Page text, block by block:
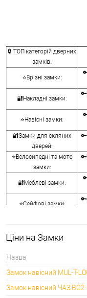
🔒 ТОП категорій дверних
замків:
⭐Врізні замки:
🔐Накладні замки:
⭐Навісні замки:
🔐Замки для скляних
дверей:
⭐Велосипедні та мото
замки:
🔐Меблеві замки:
⭐Сейфові замки:
🔐Кодові замки:
⭐Протипожежна
🔐Замки для ролетів:
Ціни на Замки
Назва
Замок навісний MUL-T-
Замок навісний ЧАЗ